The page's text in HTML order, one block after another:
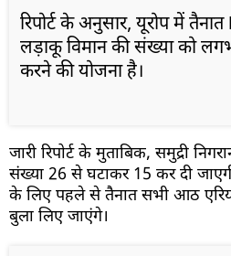
रिपोर्ट के अनुसार, यूरोप में
लड़ाकू विमान की संख्या को
करने की योजना है।
जारी रिपोर्ट के मुताबिक, समुद्री
संख्या 26 से घटाकर 15 कर दी
के लिए पहले से तैनात सभी आठ
बुला लिए जाएंगे।